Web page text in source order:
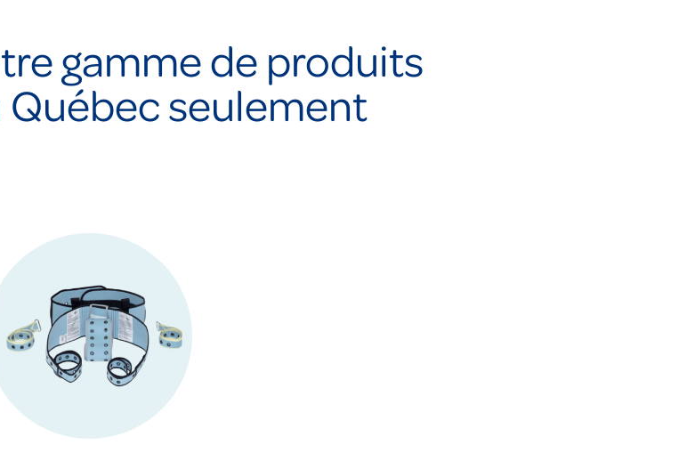
gamme de produits
Québec seulement